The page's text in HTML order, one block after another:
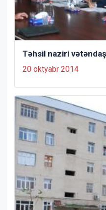
Təhsil naziri
20 oktyabr 2014